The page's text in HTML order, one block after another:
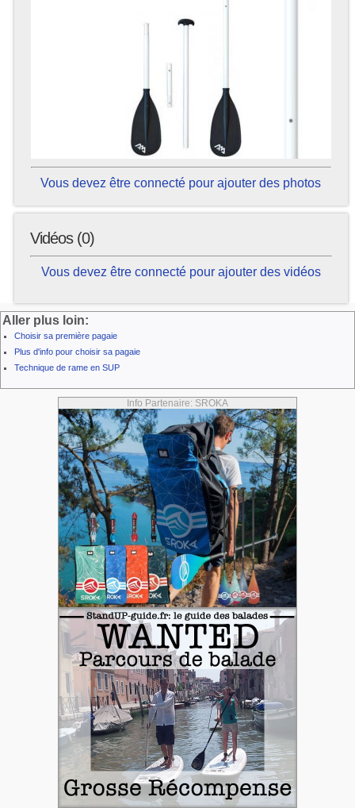
Vous devez être connecté pour ajouter des photos
Vidéos (0)
Vous devez être connecté pour ajouter des vidéos
Aller plus loin:
Choisir sa première pagaie
Plus d'info pour choisir sa pagaie
Technique de rame en SUP
Info Partenaire: SROKA